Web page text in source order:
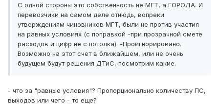
С одной стороны это собственность не МГТ, а ГОРОДА. И
перевозчики на самом деле отнюдь, вопреки
утверждениям чиновников МГТ, были не против участия
на равных условиях (с поправкой -при прозрачной смете
расходов и цифр не с потолка). -Проигнорировано.
Возможно на этот счет в ближайшем, или не очень
будущем будут решения ДТиС, посмотрим какие.
- что за "равные условия"? Пропорционально количеству ПС,
выходов или чего - то еще?